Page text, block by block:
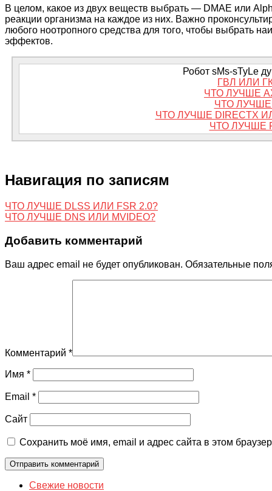
В целом, какое из двух веществ выбрать — DMAE или
реакции организма на каждое из них. Важно
любого ноотропного средства для того, чтобы выбрать
эффектов.
Робот sMs-sTyLe
ГВЛ ИЛИ
ЧТО ЛУЧШЕ
ЧТО ЛУЧШЕ
ЧТО ЛУЧШЕ DIRECTX
ЧТО ЛУЧШЕ
Навигация по записям
ЧТО ЛУЧШЕ DLSS ИЛИ FSR 2.0?
ЧТО ЛУЧШЕ DNS ИЛИ MVIDEO?
Добавить комментарий
Ваш адрес email не будет опубликован. Обязательные
Комментарий *
Имя *
Email *
Сайт
Сохранить моё имя, email и адрес сайта в этом
Свежие новости